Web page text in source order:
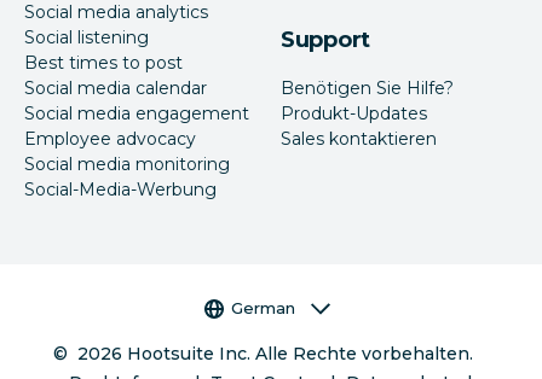
Social media analytics
Social listening
Best times to post
Social media calendar
Social media engagement
Employee advocacy
Social media monitoring
Social-Media-Werbung
Support
Benötigen Sie Hilfe?
Produkt-Updates
Sales kontaktieren
Sprachauswahl
German
© 2026 Hootsuite Inc. Alle Rechte vorbehalten.